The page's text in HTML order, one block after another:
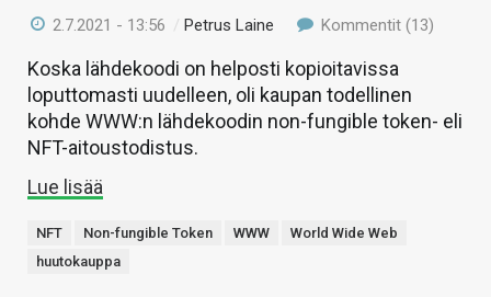
2.7.2021 - 13:56 / Petrus Laine Kommentit (13)
Koska lähdekoodi on helposti kopioitavissa
loputtomasti uudelleen, oli kaupan todellinen
kohde WWW:n lähdekoodin non-fungible token- eli
NFT-aitoustodistus.
Lue lisää
NFT Non-fungible Token WWW
World Wide Web
huutokauppa